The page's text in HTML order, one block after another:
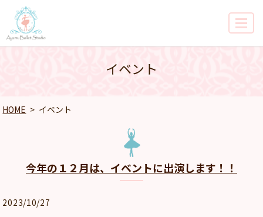
MENU
イベント
HOME イベント
今年の１２月は、イベントに出演します！！
2023/10/27